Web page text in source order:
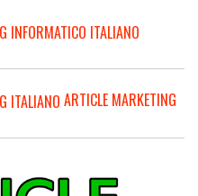
ARTICLE MARKETING